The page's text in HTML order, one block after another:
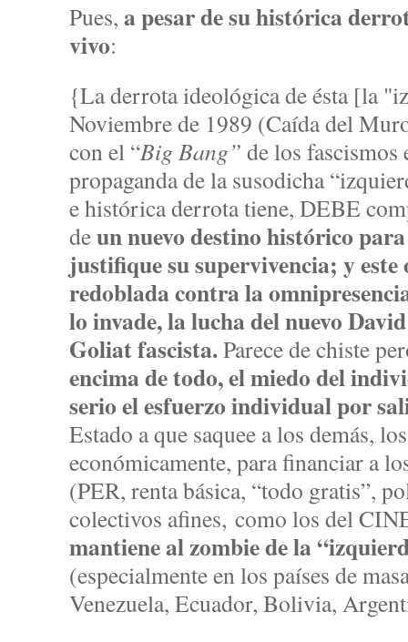
Pues, a pesar de su histórica
vivo:
{La derrota ideológica de ésta [la
Noviembre de 1989 (Caída del
con el “Big Bang” de los
propaganda de la susodicha
e histórica derrota tiene, DEBE
deun nuevo destino histórico
justifique su supervivencia; y
redoblada contra la
lo invade, la lucha del nuevo
Goliat fascista.Parece de chiste
encima de todo, el miedo del
serio el esfuerzo individual por
Estado a que saquee a los demás,
económicamente, para financiar a
(PER, renta básica, “todo gratis”,
colectivos afines, como los del
mantiene al zombie de la
(especialmente en los países de
Venezuela, Ecuador, Bolivia,